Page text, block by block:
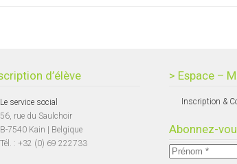
d’élève
Le service social
56, rue du Saulchoir
B-7540 Kain | Belgique
Tél. : +32 (0) 69 222733
> Espace –
Inscription &
Abonnez-